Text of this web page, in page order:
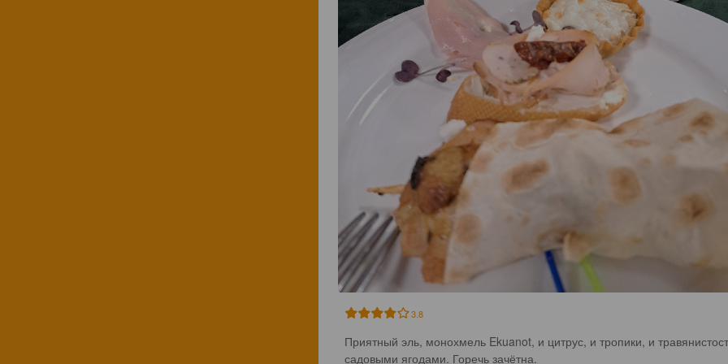
3.8
Приятный эль, монохмель Ekuanot, и цитрус, и тропики, и
садовыми ягодами. Горечь зачётна.